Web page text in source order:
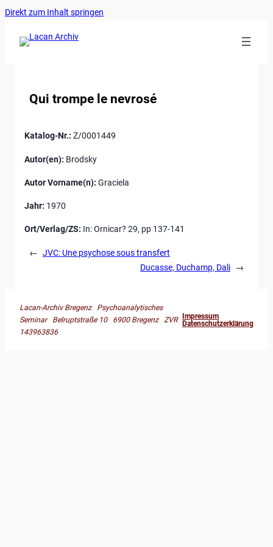
Direkt zum Inhalt springen
Qui trompe le nevrosé
Katalog-Nr.: Z/0001449
Autor(en): Brodsky
Autor Vorname(n): Graciela
Jahr: 1970
Ort/Verlag/ZS: In: Ornicar? 29, pp 137-141
← JVC: Une psychose sous transfert
Ducasse, Duchamp, Dali
→
Lacan-Archiv Bregenz Psychoanalytisches
Seminar Belruptstraße 10 6900 Bregenz ZVR
143963836
Impressum
Datenschutzerklärung